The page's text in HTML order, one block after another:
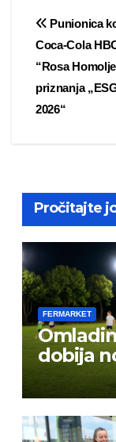
Post
Punionica
Coca-Cola
“Rosa
priznanja
2026“
Pročitajte
FERMARKET
dobija